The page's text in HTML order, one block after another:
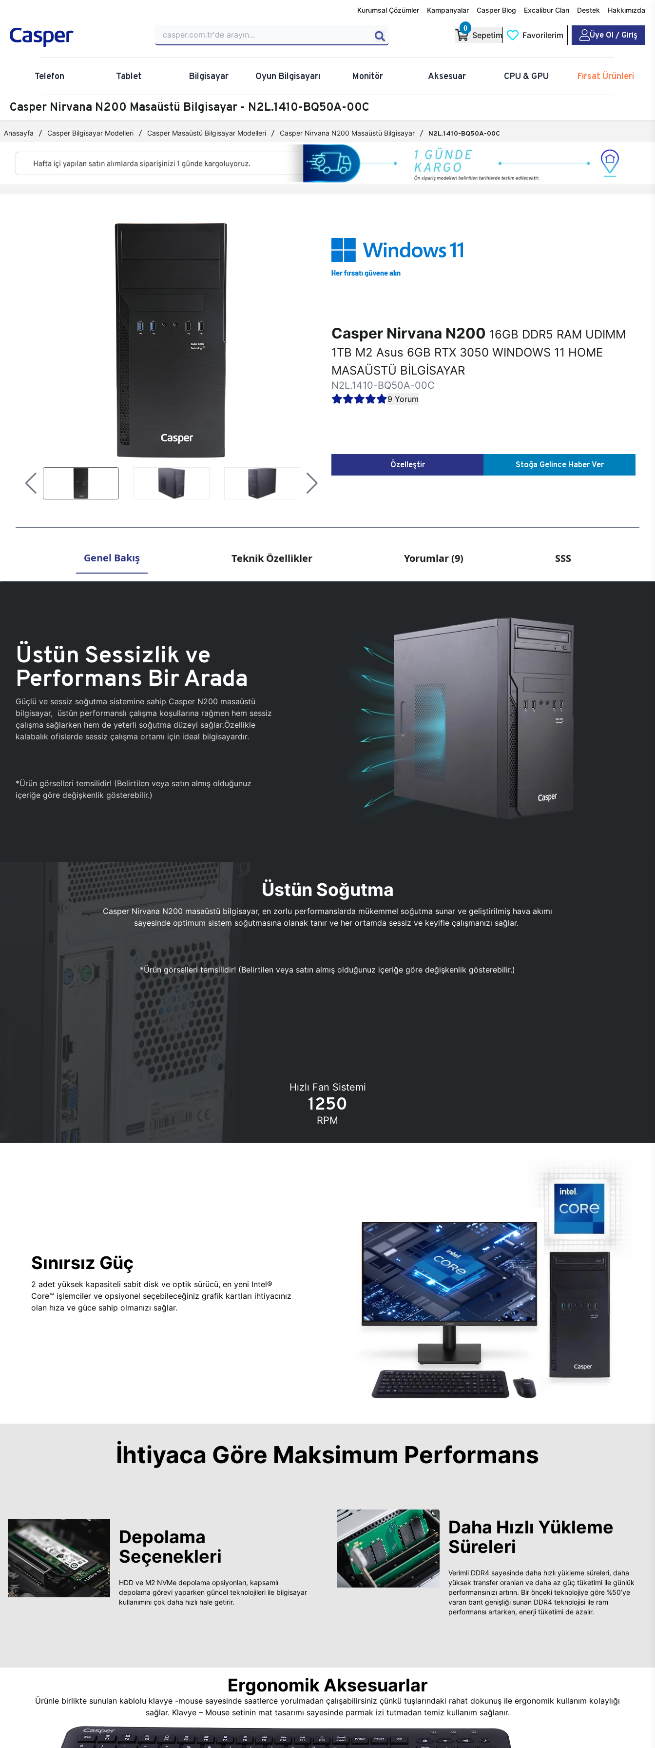
Kurumsal Çözümler Kampanyalar Casper Blog Excalibur Clan Destek Hakkımızda
0
Sepetim Favorilerim Üye Ol / Giriş
Telefon Tablet Bilgisayar Oyun Bilgisayarı Monitör Aksesuar CPU & GPU Fırsat Ürünleri
Casper Nirvana N200 Masaüstü Bilgisayar - N2L.1410-BQ50A-00C
Anasayfa Casper Bilgisayar Modelleri Casper Masaüstü Bilgisayar Modelleri Casper Nirvana N200 Masaüstü Bilgisayar N2L.1410-BQ50A-00C
Casper Nirvana N200 16GB DDR5 RAM UDIMM
1TB M2 Asus 6GB RTX 3050 WINDOWS 11 HOME
MASAÜSTÜ BİLGİSAYAR
N2L.1410-BQ50A-00C
9 Yorum
Özelleştir Stoğa Gelince Haber Ver
Genel Bakış Teknik Özellikler Yorumlar (9) SSS
Üstün Sessizlik ve
Performans Bir Arada
Güçlü ve sessiz soğutma sistemine sahip Casper N200 masaüstü
bilgisayar, üstün performanslı çalışma koşullarına rağmen hem sessiz
çalışma sağlarken hem de yeterli soğutma düzeyi sağlar.Özellikle
kalabalık ofislerde sessiz çalışma ortamı için ideal bilgisayardır.
*Ürün görselleri temsilidir! (Belirtilen veya satın almış olduğunuz
içeriğe göre değişkenlik gösterebilir.)
Üstün Soğutma
Casper Nirvana N200 masaüstü bilgisayar, en zorlu performanslarda mükemmel soğutma sunar ve geliştirilmiş hava akımı
sayesinde optimum sistem soğutmasına olanak tanır ve her ortamda sessiz ve keyifle çalışmanızı sağlar.
*Ürün görselleri temsilidir! (Belirtilen veya satın almış olduğunuz içeriğe göre değişkenlik gösterebilir.)
Hızlı Fan Sistemi
1250
RPM
Sınırsız Güç
2 adet yüksek kapasiteli sabit disk ve optik sürücü, en yeni Intel®
Core™ işlemciler ve opsiyonel seçebileceğiniz grafik kartları ihtiyacınız
olan hıza ve güce sahip olmanızı sağlar.
İhtiyaca Göre Maksimum Performans
Depolama
Seçenekleri
HDD ve M2 NVMe depolama opsiyonları, kapsamlı
depolama görevi yaparken güncel teknolojileri ile bilgisayar
kullanımını çok daha hızlı hale getirir.
Daha Hızlı Yükleme
Süreleri
Verimli DDR4 sayesinde daha hızlı yükleme süreleri, daha
yüksek transfer oranları ve daha az güç tüketimi ile günlük
performansınızı artırın. Bir önceki teknolojiye göre %50’ye
varan bant genişliği sunan DDR4 teknolojisi ile ram
performansı artarken, enerji tüketimi de azalır.
Ergonomik Aksesuarlar
Ürünle birlikte sunulan kablolu klavye -mouse sayesinde saatlerce yorulmadan çalışabilirsiniz çünkü tuşlarındaki rahat dokunuş ile ergonomik kullanım kolaylığı
sağlar. Klavye – Mouse setinin mat tasarımı sayesinde parmak izi tutmadan temiz kullanım sağlanır.